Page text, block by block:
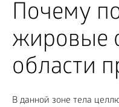
Почему
жировые
области
В данной зоне тела